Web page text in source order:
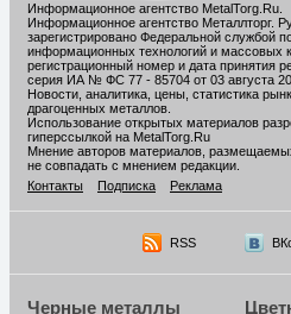
Информационное агентство MetalTorg.Ru
Информационное агентство Металлторг.
зарегистрировано Федеральной службой
информационных технологий и массовых
регистрационный номер и дата принятия
серия ИА № ФС 77 - 85704 от 03 августа
Новости, аналитика, цены, статистика
драгоценных металлов.
Использование открытых материалов
гиперссылкой на MetalTorg.Ru
Мнение авторов материалов,
не совпадать с мнением редакции.
Контакты
Подписка Реклама
RSS
Черные металлы